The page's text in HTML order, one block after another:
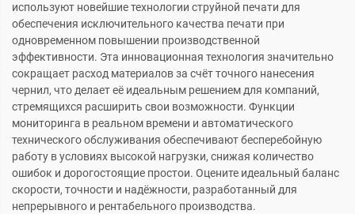
используют новейшие технологии струйной печати для
обеспечения исключительного качества печати при
одновременном повышении производственной
эффективности. Эта инновационная технология значительно
сокращает расход материалов за счёт точного нанесения
чернил, что делает её идеальным решением для компаний,
стремящихся расширить свои возможности. Функции
мониторинга в реальном времени и автоматического
технического обслуживания обеспечивают бесперебойную
работу в условиях высокой нагрузки, снижая количество
ошибок и дорогостоящие простои. Оцените идеальный баланс
скорости, точности и надёжности, разработанный для
непрерывного и рентабельного производства.